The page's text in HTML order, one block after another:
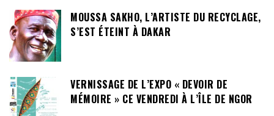
MOUSSA SAKHO, L’ARTISTE DU RECYCLAGE,
S’EST ÉTEINT À DAKAR
VERNISSAGE DE L’EXPO « DEVOIR DE
MÉMOIRE » CE VENDREDI À L’ÎLE DE NGOR